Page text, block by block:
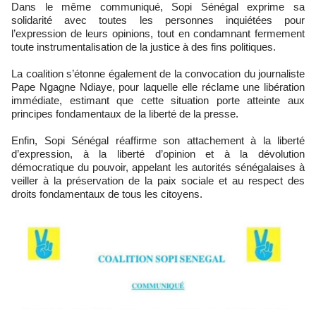
Dans le même communiqué, Sopi Sénégal exprime sa
solidarité avec toutes les personnes inquiétées pour
l’expression de leurs opinions, tout en condamnant fermement
toute instrumentalisation de la justice à des fins politiques.
La coalition s’étonne également de la convocation du journaliste
Pape Ngagne Ndiaye, pour laquelle elle réclame une libération
immédiate, estimant que cette situation porte atteinte aux
principes fondamentaux de la liberté de la presse.
Enfin, Sopi Sénégal réaffirme son attachement à la liberté
d’expression, à la liberté d’opinion et à la dévolution
démocratique du pouvoir, appelant les autorités sénégalaises à
veiller à la préservation de la paix sociale et au respect des
droits fondamentaux de tous les citoyens.